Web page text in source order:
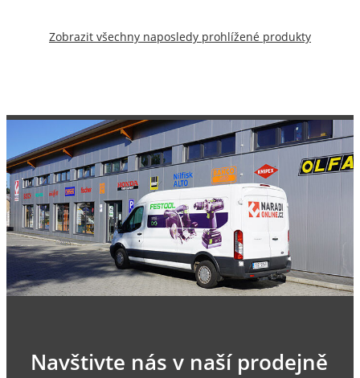
Zobrazit všechny naposledy prohlížené produkty
Navštivte nás v naší prodejně